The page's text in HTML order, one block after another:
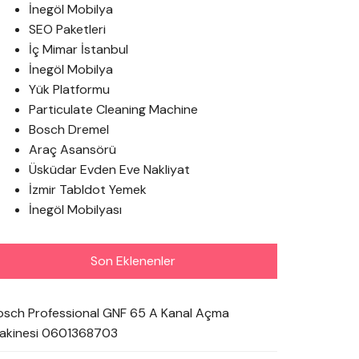
İnegöl Mobilya
SEO Paketleri
İç Mimar İstanbul
İnegöl Mobilya
Yük Platformu
Particulate Cleaning Machine
Bosch Dremel
Araç Asansörü
Üsküdar Evden Eve Nakliyat
İzmir Tabldot Yemek
İnegöl Mobilyası
Son Eklenenler
Professional GNF 65 A Kanal Açma
0601368703